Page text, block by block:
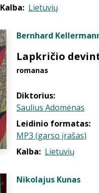
Kalba: Lietuvių
Bernhard
Lapkričio
romanas
Diktorius:
Saulius Adomėnas
Leidinio formatas:
MP3 (garso įrašas)
Kalba: Lietuvių
Nikolajus Kunas